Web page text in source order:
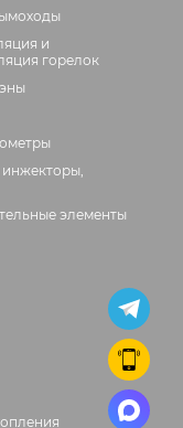
и
горелок
элементы